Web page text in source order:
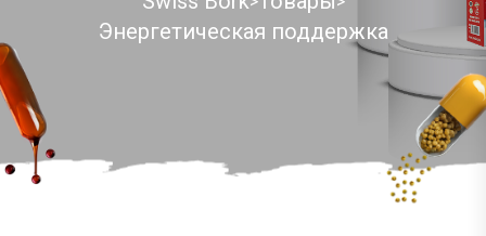
Энергетическая поддержка